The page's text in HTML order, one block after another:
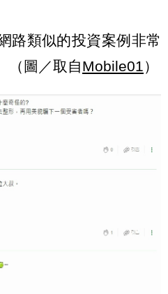
路類似的投資案例非常
（圖／取自Mobile01）